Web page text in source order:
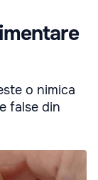
o nimica
false din